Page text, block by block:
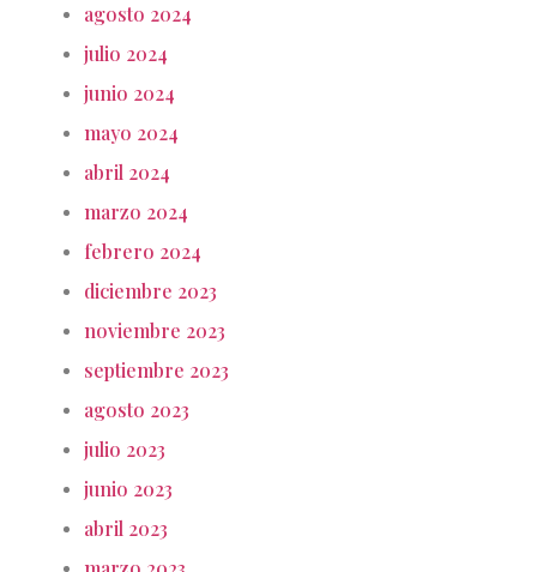
agosto 2024
julio 2024
junio 2024
mayo 2024
abril 2024
marzo 2024
febrero 2024
diciembre 2023
noviembre 2023
septiembre 2023
agosto 2023
julio 2023
junio 2023
abril 2023